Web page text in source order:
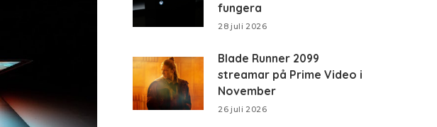
fungera
28 juli 2026
Blade Runner 2099
streamar på Prime Video i
November
26 juli 2026